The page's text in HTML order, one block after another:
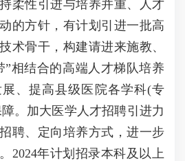
柔性引进与培养并重、人才
的方针，有计划引进一批高
术骨干，构建请进来施教、
”相结合的高端人才梯队培养
、提高县级医院各学科(专
。加大医学人才招聘引进力
聘、定向培养方式，进一步
2024年计划招录本科及以上